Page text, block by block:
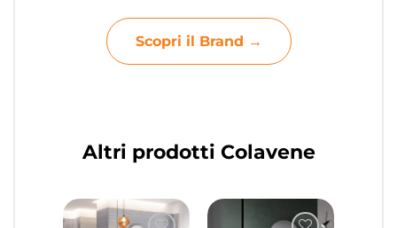
Scopri il Brand →
Altri prodotti Colavene